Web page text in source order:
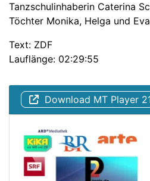
Tanzschulinhaberin Caterina
Töchter Monika, Helga und
Text: ZDF
Lauflänge: 02:29:55
Download MT Player